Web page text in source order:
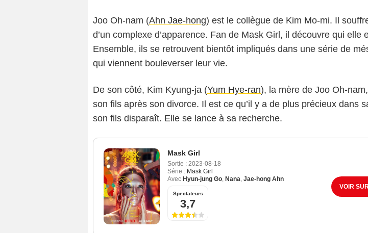
Joo Oh-nam (Ahn Jae-hong) est le collègue de Kim Mo-mi. Il
d’un complexe d’apparence. Fan de Mask Girl, il découvre qui elle
Ensemble, ils se retrouvent bientôt impliqués dans une série de
qui viennent bouleverser leur vie.
De son côté, Kim Kyung-ja (Yum Hye-ran), la mère de Joo Oh-
son fils après son divorce. Il est ce qu’il y a de plus précieux dans
son fils disparaît. Elle se lance à sa recherche.
Mask Girl
Sortie : 2023-08-18
Série : Mask Girl
Avec Hyun-jung Go, Nana, Jae-hong Ahn
Spectateurs
3,7
VOIR